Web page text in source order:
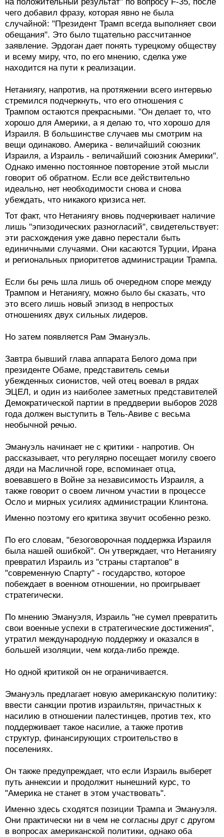
на положительный результат" по вопросу F-35, после
чего добавил фразу, которая явно не была
случайной: "Президент Трамп всегда выполняет свои
обещания". Это было тщательно рассчитанное
заявление. Эрдоган дает понять турецкому обществу
и всему миру, что, по его мнению, сделка уже
находится на пути к реализации.
Нетаниягу, напротив, на протяжении всего интервью
стремился подчеркнуть, что его отношения с
Трампом остаются прекрасными. "Он делает то, что
хорошо для Америки, а я делаю то, что хорошо для
Израиля. В большинстве случаев мы смотрим на
вещи одинаково. Америка - величайший союзник
Израиля, а Израиль - величайший союзник Америки".
Однако именно постоянное повторение этой мысли
говорит об обратном. Если все действительно
идеально, нет необходимости снова и снова
убеждать, что никакого кризиса нет.
Тот факт, что Нетаниягу вновь подчеркивает наличие
лишь "эпизодических разногласий", свидетельствует:
эти расхождения уже давно перестали быть
единичными случаями. Они касаются Турции, Ирана
и региональных приоритетов администрации Трампа.
Если бы речь шла лишь об очередном споре между
Трампом и Нетаниягу, можно было бы сказать, что
это всего лишь новый эпизод в непростых
отношениях двух сильных лидеров.
Но затем появляется Рам Эмануэль.
Завтра бывший глава аппарата Белого дома при
президенте Обаме, представитель семьи
убежденных сионистов, чей отец воевал в рядах
ЭЦЕЛ, и один из наиболее заметных представителей
Демократической партии в преддверии выборов 2028
года должен выступить в Тель-Авиве с весьма
необычной речью.
Эмануэль начинает не с критики - напротив. Он
рассказывает, что регулярно посещает могилу своего
дяди на Масличной горе, вспоминает отца,
воевавшего в Войне за независимость Израиля, а
также говорит о своем личном участии в процессе
Осло и мирных усилиях администрации Клинтона.
Именно поэтому его критика звучит особенно резко.
По его словам, "безоговорочная поддержка Израиля
была нашей ошибкой". Он утверждает, что Нетаниягу
превратил Израиль из "страны стартапов" в
"современную Спарту" - государство, которое
побеждает в военном отношении, но проигрывает
стратегически.
По мнению Эмануэля, Израиль "не сумел превратить
свои военные успехи в стратегические достижения",
утратил международную поддержку и оказался в
большей изоляции, чем когда-либо прежде.
Но одной критикой он не ограничивается.
Эмануэль предлагает новую американскую политику:
ввести санкции против израильтян, причастных к
насилию в отношении палестинцев, против тех, кто
поддерживает такое насилие, а также против
структур, финансирующих строительство в
поселениях.
Он также предупреждает, что если Израиль выберет
путь аннексии и продолжит нынешний курс, то
"Америка не станет в этом участвовать".
Именно здесь сходятся позиции Трампа и Эмануэля.
Они практически ни в чем не согласны друг с другом
в вопросах американской политики, однако оба